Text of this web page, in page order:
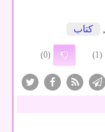
كتاب
(1)
(0)